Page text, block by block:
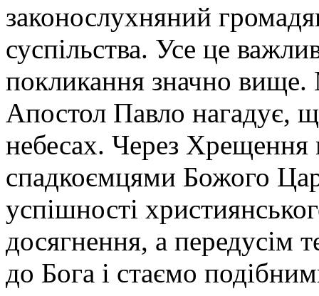
законослухняний
суспільства. Усе це
покликання значно вище.
Апостол Павло нагадує,
небесах. Через
спадкоємцями Божого
успішності
досягнення, а передусім
до Бога і стаємо